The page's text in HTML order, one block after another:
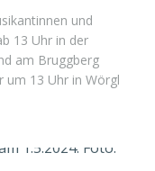
und
13 Uhr in der
am Bruggberg
um 13 Uhr in Wörgl